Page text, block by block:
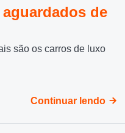
de
são os carros de luxo
Continuar lendo